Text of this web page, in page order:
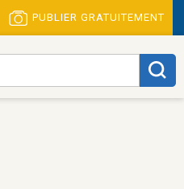
PUBLIER GRATUITEMENT